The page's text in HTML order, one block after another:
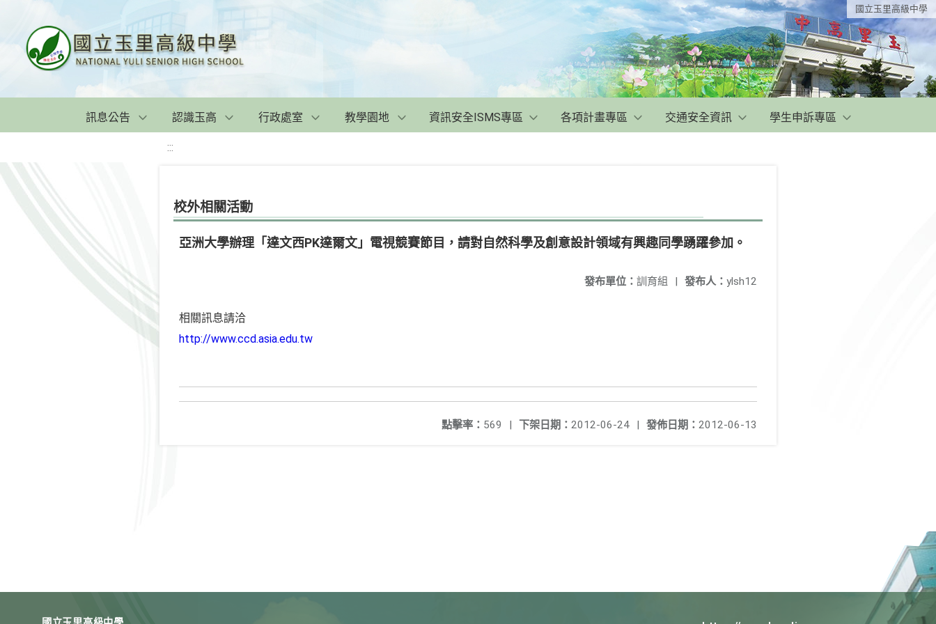
國立玉里高級中學
訊息公告 認識玉高 行政處室 教學園地 資訊安全ISMS專區 各項計畫專區 交通安全資訊 學生申訴專區
:::
校外相關活動
亞洲大學辦理「達文西PK達爾文」電視競賽節目，請對自然科學及創意設計領域有興趣同學踴躍參加。
發布人： ylsh12
發布單位： 訓育組 |
相關訊息請洽
http://www.ccd.asia.edu.tw
發佈日期： 2012-06-13
下架日期： 2012-06-24 |
點擊率： 569 |